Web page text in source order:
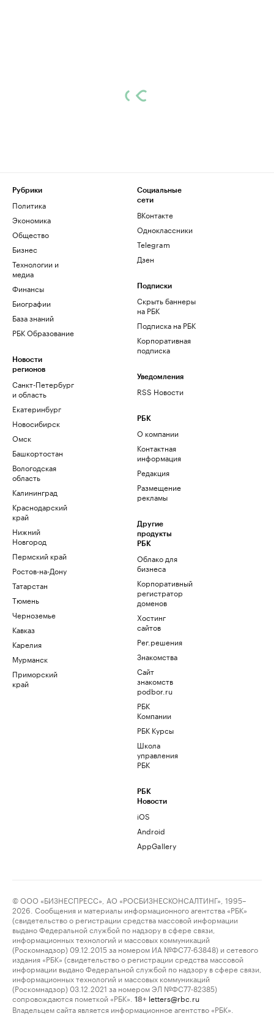
Рубрики
Политика
Экономика
Общество
Бизнес
Технологии и
медиа
Финансы
Биографии
База знаний
РБК Образование
Новости
регионов
Санкт-Петербург
и область
Екатеринбург
Новосибирск
Омск
Башкортостан
Вологодская
область
Калининград
Краснодарский
край
Нижний
Новгород
Пермский край
Ростов-на-Дону
Татарстан
Тюмень
Черноземье
Кавказ
Карелия
Мурманск
Приморский
край
Социальные
сети
ВКонтакте
Одноклассники
Telegram
Дзен
Подписки
Скрыть баннеры
на РБК
Подписка на РБК
Корпоративная
подписка
Уведомления
RSS Новости
РБК
О компании
Контактная
информация
Редакция
Размещение
рекламы
Другие
продукты
РБК
Облако для
бизнеса
Корпоративный
регистратор
доменов
Хостинг
сайтов
Рег.решения
Знакомства
Сайт
знакомств
podbor.ru
РБК
Компании
РБК Курсы
Школа
управления
РБК
РБК
Новости
iOS
Android
AppGallery
© ООО «БИЗНЕСПРЕСС», АО «РОСБИЗНЕСКОНСАЛТИНГ», 1995–
2026. Сообщения и материалы информационного агентства «РБК»
(свидетельство о регистрации средства массовой информации
выдано Федеральной службой по надзору в сфере связи,
информационных технологий и массовых коммуникаций
(Роскомнадзор) 09.12.2015 за номером ИА №ФС77-63848) и сетевого
издания «РБК» (свидетельство о регистрации средства массовой
информации выдано Федеральной службой по надзору в сфере связи,
информационных технологий и массовых коммуникаций
(Роскомнадзор) 03.12.2021 за номером ЭЛ №ФС77-82385)
сопровождаются пометкой «РБК».
18+ letters@rbc.ru
Владельцем сайта является информационное агентство «РБК».